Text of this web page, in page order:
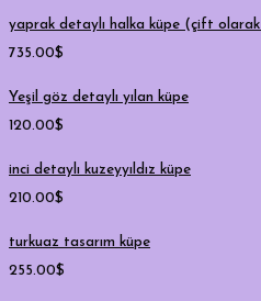
yaprak detaylı halka küpe (çift
735.00$
Yeşil göz detaylı yılan küpe
120.00$
inci detaylı kuzeyyıldız küpe
210.00$
turkuaz tasarım küpe
255.00$